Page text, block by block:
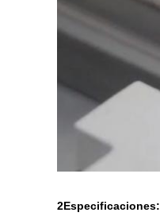
2Especificaciones: